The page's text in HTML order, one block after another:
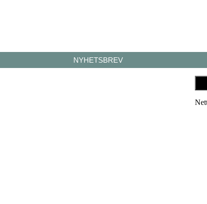
NYHETSBREV